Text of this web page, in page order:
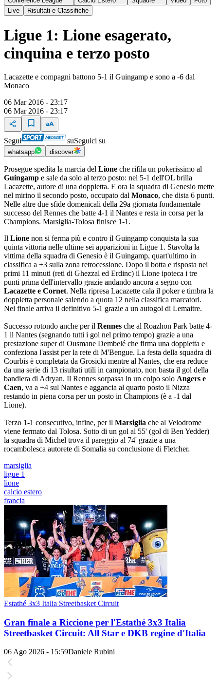
Live
Risultati e Classifiche
Ligue 1: Lione esagerato,
cinquina e terzo posto
Lacazette e compagni battono 5-1 il Guingamp e sono a -6 dal
Monaco
06 Mar 2016 - 23:17
06 Mar 2016 - 23:17
Segui suSeguici su
whatsapp discover
Prosegue spedita la marcia del Lione che rifila un pokerissimo al
Guingamp e sale da solo al terzo posto: nel 5-1 dell'OL brilla
Lacazette, autore di una doppietta. E ora la squadra di Genesio mette
nel mirino il secondo posto, occupato dal Monaco, che dista 6 punti.
Nelle altre due sfide domenicali della 29a giornata fondamentale
successo del Rennes che batte 4-1 il Nantes e resta in corsa per la
Champions. Marsiglia-Tolosa finisce 1-1.
Il Lione non si ferma più e contro il Guingamp conquista la sua
quinta vittoria nelle ultime sei apparizioni in Ligue 1. Stavolta la
vittima della squadra di Genesio è il Guingamp, quart'ultimo in
classifica a +3 sulla zona retrocessione. Dopo il botta e risposta nei
primi 11 minuti (reti di Ghezzal ed Erdinc) il Lione ipoteca i tre
punti prima dell'intervallo grazie andando ancora a segno con
Lacazette e Cornet. Nella ripresa Lacazette cala il poker e timbra la
doppietta personale salendo a quota 12 nella classifica marcatori.
Nel finale arriva il definitivo 5-1 grazie a un autogol di Lemaitre.
Successo rotondo anche per il Rennes che al Roazhon Park batte 4-
1 il Nantes (segnando tutti i gol nel primo tempo) grazie a una
prestazione super di Ousmane Dembelé che firma una doppietta e
confeziona l'assist per la rete di M'Bengue. La festa della squadra di
Courbis è completata da Grosicki mentre al Nantes, che era reduce
da una serie di 13 risultati utili in campionato, non basta il gol della
bandiera di Adryan. Il Rennes sorpassa in un colpo solo Angers e
Caen, va a +4 sul Nantes e aggancia al quarto posto il Nizza
restando in piena corsa per un posto in Champions (è a -1 dal
Lione).
Terzo 1-1 consecutivo, infine, per il Marsiglia che al Velodrome
viene fermato dal Tolosa. Sotto di un gol al 55' (gol di Ben Yedder)
la squadra di Michel trova il pareggio al 74' grazie a una
rocambolesca autorete di Somalia su conclusione di Fletcher.
marsiglia
ligue 1
lione
calcio estero
francia
Estathé 3x3 Italia Streetbasket Circuit
Gran finale a Riccione per l'Estathé 3x3 Italia
Streetbasket Circuit: All Star e DKB regine d'Italia
06 Ago 2026 - 15:59Daniele Rubini